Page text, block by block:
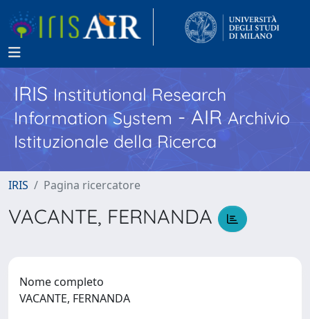
IRISInstitutional Research
Information System - AIR Archivio
Istituzionale della Ricerca
IRIS Pagina ricercatore
VACANTE, FERNANDA
Nome completo
VACANTE, FERNANDA